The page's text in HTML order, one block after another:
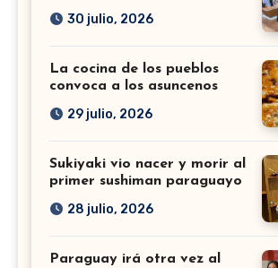
30 julio, 2026
La cocina de los pueblos
convoca a los asuncenos
29 julio, 2026
Sukiyaki vio nacer y morir al
primer sushiman paraguayo
28 julio, 2026
Paraguay irá otra vez al